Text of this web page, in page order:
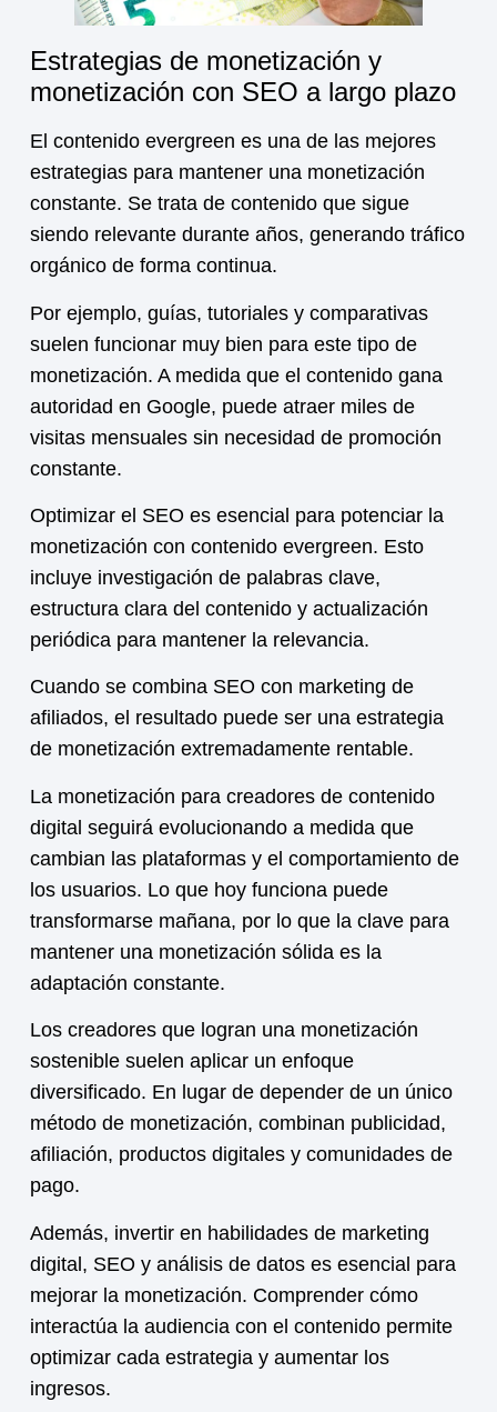
Estrategias de monetización y
monetización con SEO a largo plazo
El contenido evergreen es una de las mejores
estrategias para mantener una monetización
constante. Se trata de contenido que sigue
siendo relevante durante años, generando tráfico
orgánico de forma continua.
Por ejemplo, guías, tutoriales y comparativas
suelen funcionar muy bien para este tipo de
monetización. A medida que el contenido gana
autoridad en Google, puede atraer miles de
visitas mensuales sin necesidad de promoción
constante.
Optimizar el SEO es esencial para potenciar la
monetización con contenido evergreen. Esto
incluye investigación de palabras clave,
estructura clara del contenido y actualización
periódica para mantener la relevancia.
Cuando se combina SEO con marketing de
afiliados, el resultado puede ser una estrategia
de monetización extremadamente rentable.
La monetización para creadores de contenido
digital seguirá evolucionando a medida que
cambian las plataformas y el comportamiento de
los usuarios. Lo que hoy funciona puede
transformarse mañana, por lo que la clave para
mantener una monetización sólida es la
adaptación constante.
Los creadores que logran una monetización
sostenible suelen aplicar un enfoque
diversificado. En lugar de depender de un único
método de monetización, combinan publicidad,
afiliación, productos digitales y comunidades de
pago.
Además, invertir en habilidades de marketing
digital, SEO y análisis de datos es esencial para
mejorar la monetización. Comprender cómo
interactúa la audiencia con el contenido permite
optimizar cada estrategia y aumentar los
ingresos.